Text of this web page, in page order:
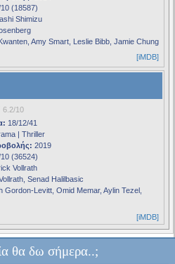
(18587)
Shimizu
Amy Smart, Leslie Bibb, Jamie Chung
[iMDB]
6.2/10
18/12/41
| Thriller
2019
(36524)
Vollrath
Senad Halilbasic
Gordon-Levitt, Omid Memar, Aylin Tezel,
[iMDB]
θα δω σήμερα..;